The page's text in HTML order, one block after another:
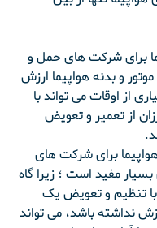
برای شرکت های حمل و
و بدنه هواپیما ارزش
از اوقات می تواند با
از تعمیر و تعویض
برای شرکت های
مفید است ؛ زیرا گاه
تنظیم و تعویض یک
بیشتر ارزش نداشته باشد، می تواند